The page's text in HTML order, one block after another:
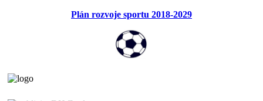
Plán rozvoje sportu 2018-2029